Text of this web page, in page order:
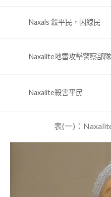
Naxals 殺平民，因線民
Naxalite地雷攻擊警察部隊
Naxalite殺害平民
表(一)：